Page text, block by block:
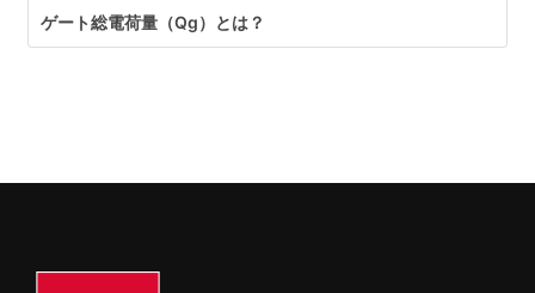
ゲート総電荷量（Qg）とは？